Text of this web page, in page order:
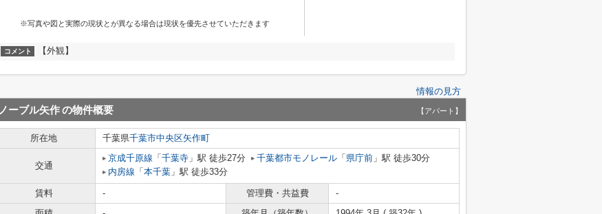
※写真や図と実際の現状とが異なる場合は現状を優先させていただきます
コメント 【外観】
情報の見方
ノーブル矢作の物件概要 【アパート】
所在地 千葉県千葉市中央区矢作町
交通
京成千原線 「 千葉寺 」駅 徒歩27分 千葉都市モノレール 「 県庁前 」駅 徒歩30分
内房線 「 本千葉 」駅 徒歩33分
賃料 - 管理費・共益費
-